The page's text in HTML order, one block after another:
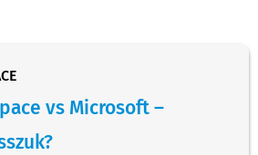
vs Microsoft –